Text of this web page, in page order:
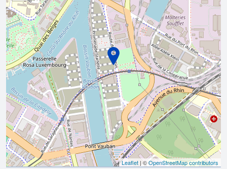
Leaflet | ©OpenStreetMap contributors